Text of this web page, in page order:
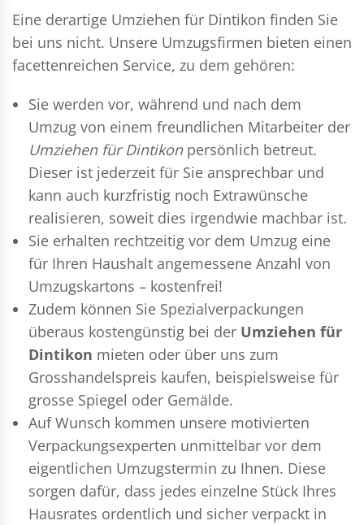
Eine derartige Umziehen für Dintikon finden Sie
bei uns nicht. Unsere Umzugsfirmen bieten einen
facettenreichen Service, zu dem gehören:
Sie werden vor, während und nach dem
Umzug von einem freundlichen Mitarbeiter der
Umziehen für Dintikonpersönlich betreut.
Dieser ist jederzeit für Sie ansprechbar und
kann auch kurzfristig noch Extrawünsche
realisieren, soweit dies irgendwie machbar ist.
Sie erhalten rechtzeitig vor dem Umzug eine
für Ihren Haushalt angemessene Anzahl von
Umzugskartons – kostenfrei!
Zudem können Sie Spezialverpackungen
überaus kostengünstig bei der Umziehen für
Dintikon mieten oder über uns zum
Grosshandelspreis kaufen, beispielsweise für
grosse Spiegel oder Gemälde.
Auf Wunsch kommen unsere motivierten
Verpackungsexperten unmittelbar vor dem
eigentlichen Umzugstermin zu Ihnen. Diese
sorgen dafür, dass jedes einzelne Stück Ihres
Hausrates ordentlich und sicher verpackt in